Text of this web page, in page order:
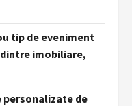
tip de eveniment
imobiliare,
personalizate de